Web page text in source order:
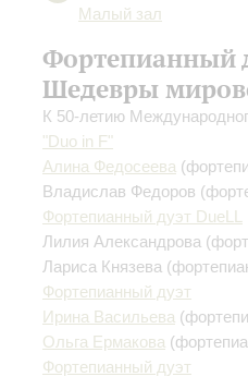
Малый зал
Фортепианный
Шедевры
К 50-летию
"Duo in F"
Алина Федосеева
Владислав Федоров
Фортепианный дуэт DueLL
Лилия Александрова
Лариса Князева
Фортепианный дуэт
Ирина Васильева
Ольга Ермакова
Фортепианный дуэт